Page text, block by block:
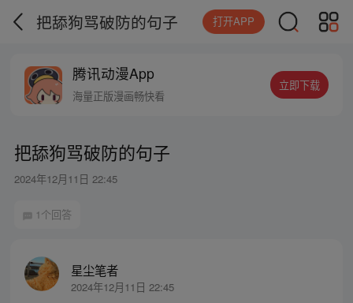
把舔狗骂破防的句子 打开APP
腾讯动漫App
海量正版漫画畅快看
立即下载
把舔狗骂破防的句子
2024年12月11日 22:45
1个回答
星尘笔者
2024年12月11日 22:45